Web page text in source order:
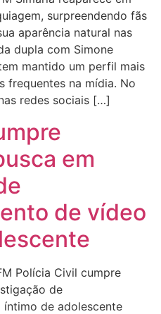
surpreendendo fãs
aparência natural nas
dupla com Simone
mantido um perfil mais
frequentes na mídia. No
redes sociais […]
em
de vídeo
Polícia Civil cumpre
de
de adolescente